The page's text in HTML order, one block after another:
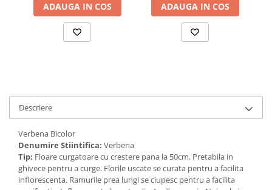
ADAUGA IN COS ADAUGA IN COS
Descriere
Verbena Bicolor
Denumire Stiintifica: Verbena
Tip: Floare curgatoare cu crestere pana la 50cm. Pretabila in
ghivece pentru a curge. Florile uscate se curata pentru a facilita
inflorescenta. Ramurile prea lungi se ciupesc pentru a facilita